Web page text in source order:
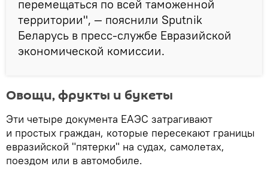
перемещаться по всей таможенной
территории", — пояснили Sputnik
Беларусь в пресс-службе Евразийской
экономической комиссии.
Овощи, фрукты и букеты
Эти четыре документа ЕАЭС затрагивают
и простых граждан, которые пересекают границы
евразийской "пятерки" на судах, самолетах,
поездом или в автомобиле.